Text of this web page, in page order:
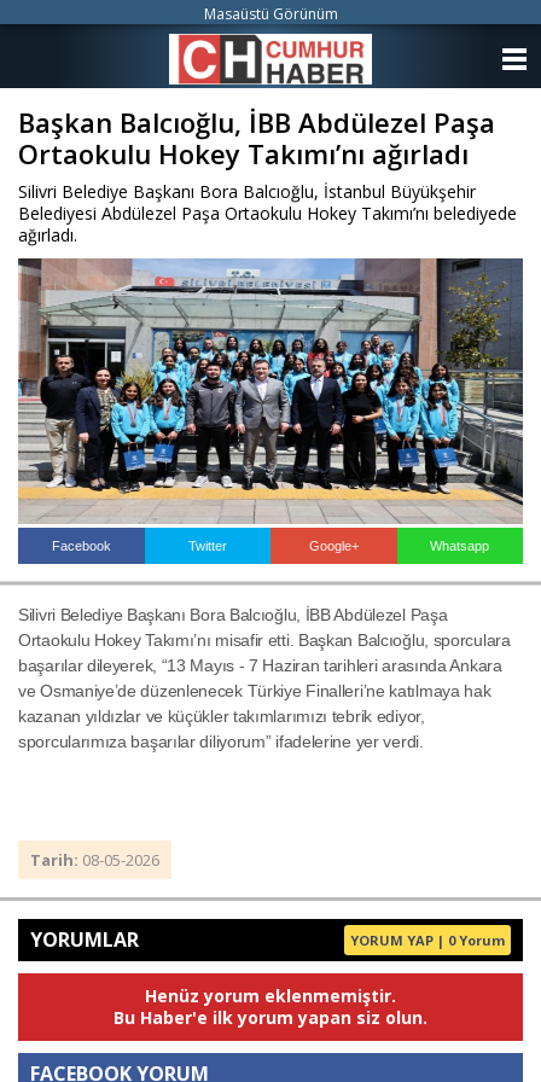
Başkan Balcıoğlu, İBB Abdülezel Paşa
Ortaokulu Hokey Takımı’nı ağırladı
Silivri Belediye Başkanı Bora Balcıoğlu, İstanbul Büyükşehir
Belediyesi Abdülezel Paşa Ortaokulu Hokey Takımı’nı belediyede
ağırladı.
Facebook Twitter Google+ Whatsapp
Silivri Belediye Başkanı Bora Balcıoğlu, İBB Abdülezel Paşa
Ortaokulu Hokey Takımı’nı misafir etti. Başkan Balcıoğlu, sporculara
başarılar dileyerek, “13 Mayıs - 7 Haziran tarihleri arasında Ankara
ve Osmaniye’de düzenlenecek Türkiye Finalleri’ne katılmaya hak
kazanan yıldızlar ve küçükler takımlarımızı tebrik ediyor,
sporcularımıza başarılar diliyorum” ifadelerine yer verdi.
Tarih: 08-05-2026
YORUMLAR YORUM YAP | 0 Yorum
Henüz yorum eklenmemiştir.
Bu Haber'e ilk yorum yapan siz olun.
FACEBOOK YORUM
Masaüstü Görünüm
KATEGORİLER
YAZARLAR
FOTO GALERİ
VİDEO GALERİ
KÜNYE
İLETİŞİM
Haberin Doğru Adresi.